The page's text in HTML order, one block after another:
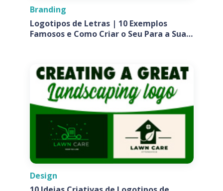
Branding
Logotipos de Letras | 10 Exemplos
Famosos e Como Criar o Seu Para a Sua
Design